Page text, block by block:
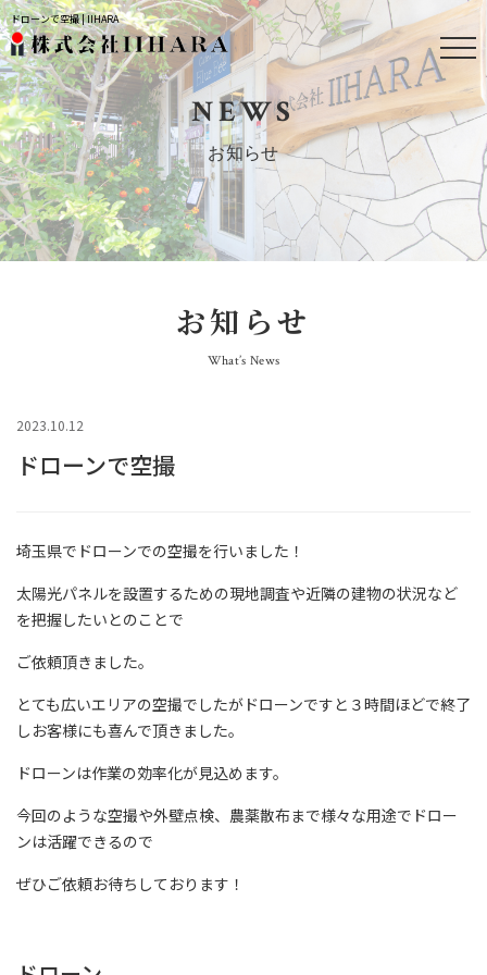
ドローンで空撮 | IIHARA
NEWS
お知らせ
お知らせ
What’s News
2023.10.12
ドローンで空撮
埼玉県でドローンでの空撮を行いました！
太陽光パネルを設置するための現地調査や近隣の建物の状況など
を把握したいとのことで
ご依頼頂きました。
とても広いエリアの空撮でしたがドローンですと３時間ほどで終了
しお客様にも喜んで頂きました。
ドローンは作業の効率化が見込めます。
今回のような空撮や外壁点検、農薬散布まで様々な用途でドロー
ンは活躍できるので
ぜひご依頼お待ちしております！